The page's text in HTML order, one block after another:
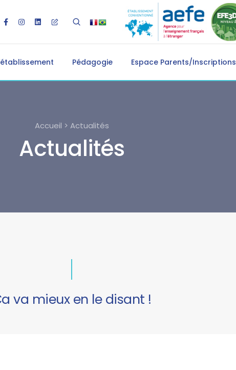
Pédagogie Espace Parents/Inscriptions
Accueil > Actualités
Actualités
va mieux en le disant !